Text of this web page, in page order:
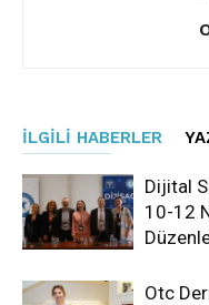
İLGILI HABERLER
Dijital
10-12
Otc